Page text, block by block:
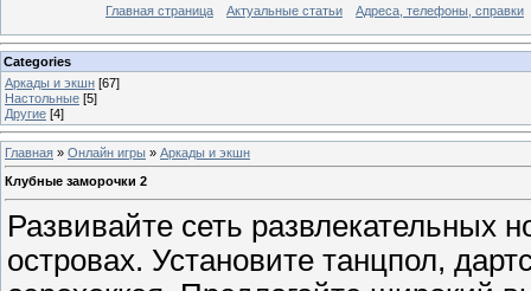
Главная страница Актуальные статьи Адреса, телефоны, справки
Categories
Аркады и экшн [67]
Настольные [5]
Другие [4]
Главная » Онлайн игры » Аркады и экшн
Клубные заморочки 2
Развивайте сеть развлекательных
островах. Установите танцпол,